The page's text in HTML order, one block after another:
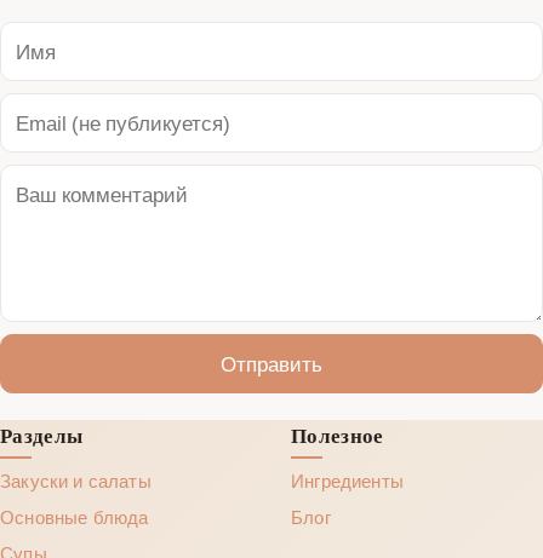
Отправить
Разделы
Закуски и салаты
Основные блюда
Супы
Полезное
Ингредиенты
Блог